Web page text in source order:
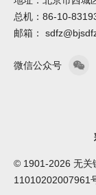
总机：86-10-
邮箱：
微信公众号
© 1901-2026 无关
11010202007961